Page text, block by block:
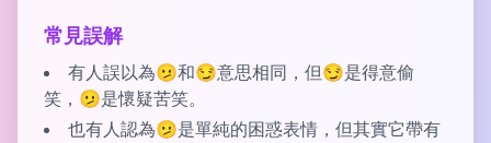
常見誤解
有人誤以為🫤和😏意思相同，但😏是得意偷
笑，🫤是懷疑苦笑。
也有人認為🫤是單純的困惑表情，但其實它帶有